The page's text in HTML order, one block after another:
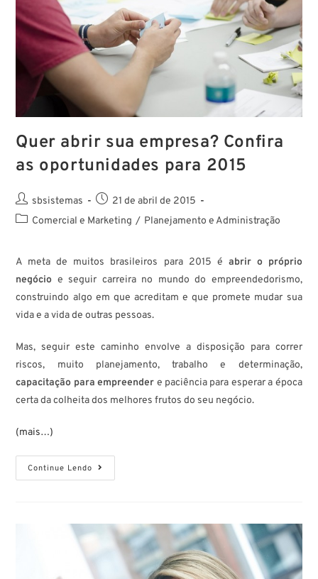
Quer abrir sua empresa? Confira
as oportunidades para 2015
sbsistemas
21 de abril de 2015
Comercial e Marketing / Planejamento e Administração
A meta de muitos brasileiros para 2015 é abrir o próprio
negócio e seguir carreira no mundo do empreendedorismo,
construindo algo em que acreditam e que promete mudar sua
vida e a vida de outras pessoas.
Mas, seguir este caminho envolve a disposição para correr
riscos, muito planejamento, trabalho e determinação,
capacitação para empreender e paciência para esperar a época
certa da colheita dos melhores frutos do seu negócio.
(mais…)
Continue Lendo